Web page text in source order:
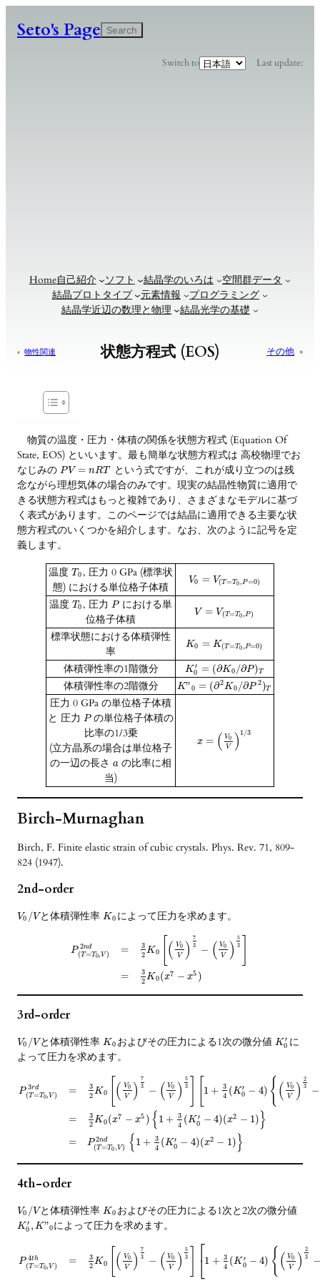
Seto's Page 検
索
Search
Switch to言
語 Last update:
Home自己紹介 ソフト 結晶学のいろは
空間群データ
結晶プロトタイプ
元素情報
プログラミング
結晶学近辺の数理と物理
結晶光学の基礎
« 物性関連 状態方程式 (EOS) その他 »
物質の温度・圧力・体積の関係を状態方程式 (Equation Of
State, EOS) といいます。最も簡単な状態方程式は 高校物理でお
なじみの PV = nRT
という式ですが、これが成り立つのは残
念ながら理想気体の場合のみです。現実の結晶性物質に適用で
きる状態方程式はもっと複雑であり、さまざまなモデルに基づ
く表式があります。このページでは結晶に適用できる主要な状
態方程式のいくつかを紹介します。なお、次のように記号を定
義します。
温度T0 , 圧力 0 GPa (標準状
態) における単位格子体積
V0 = V(T=T0,P=0)
温度 T0 , 圧力P における単
位格子体積
V = V(T=T0,P)
標準状態における体積弾性
率
K0 = K(T=T0,P=0)
体積弾性率の1階微分 K′
0 = (∂K0 /∂P)T
体積弾性率の2階微分 K”0 = (∂2K0 /∂P 2 )T
圧力 0 GPa の単位格子体積
と 圧力 Pの単位格子体積の
比率の1/3乗
(立方晶系の場合は単位格子
の一辺の長さaの比率に相
当)
x = ( V0
V
) 1/3
Birch-Murnaghan
Birch, F. Finite elastic strain of cubic crystals. Phys. Rev. 71, 809-
824 (1947).
2nd-order
V0 /V と体積弾性率K0 によって圧力を求めます。
P 2nd
(T=T0,V) =
=
3
2 K0 ( V0
V
)
7
3
− ( V0
V
)
5
3
3
2 K0(x7 − x5 )
3rd-order
V0 /V と体積弾性率K0 およびその圧力による1次の微分値K′
0 に
よって圧力を求めます。
P 3rd
(T=T0,V) =
=
=
3
2 K0 ( V0
V
)
7
3
− ( V0
V
)
5
3
1 + 3
4 (K′
0 − 4) { ( V0
V
)
2
3
−
3
2 K0(x7 − x5 ) { 1 + 3
4 (K ′
0 − 4)(x2 − 1) }
P 2nd
(T=T0,V) { 1 + 3
4 (K′
0 − 4)(x2 − 1) }
4th-order
V0 /V と体積弾性率K0 およびその圧力による1次と2次の微分値
K ′
0 , K”0によって圧力を求めます。
P 4th
(T=T0,V) =
3
2 K0 ( V0
V
)
7
3
− ( V0
V
)
5
3
⎡
⎣1 + 3
4 (K ′
0 − 4) { ( V0
V
)
2
3
−